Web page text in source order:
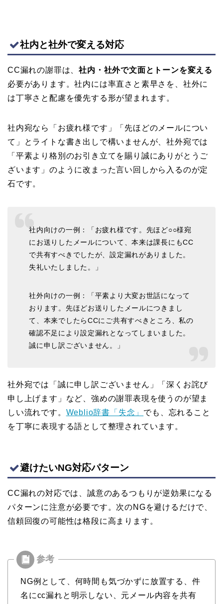
社内と社外で変える対応
CC漏れの謝罪は、社内・社外で文面とトーンを変える
必要があります。社内には率直さと素早さを、社外に
は丁寧さと配慮を優先する形が望まれます。
社内宛なら「お疲れ様です」「先ほどのメールについ
て」とライトな書き出しで構いませんが、社外宛では
「平素より格別のお引き立てを賜り誠にありがとうご
ざいます」のように改まった言い回しから入るのが定
石です。
社内向けの一例：「お疲れ様です。先ほど○○様宛
にお送りしたメールについて、本来は課長にもCC
で共有すべきでしたが、設定漏れがありました。
失礼いたしました。」
社外向けの一例：「平素より大変お世話になって
おります。先ほどお送りしたメールにつきまし
て、本来でしたらCCにご共有すべきところ、私の
確認不足により設定漏れとなってしまいました。
誠に申し訳ございません。」
社外宛では「誠に申し訳ございません」「深くお詫び
申し上げます」など、強めの謝罪表現を使うのが望ま
しい流れです。 Weblio辞書「失念」 でも、忘れること
を丁寧に表現する語として整理されています。
避けたいNG対応パターン
CC漏れの対応では、誠意のあるつもりが逆効果になる
パターンに注意が必要です。次のNGを避けるだけで、
信頼回復の可能性は格段に高まります。
NG例として、何時間も気づかずに放置する、件
名にcc漏れと明示しない、元メール内容を共有